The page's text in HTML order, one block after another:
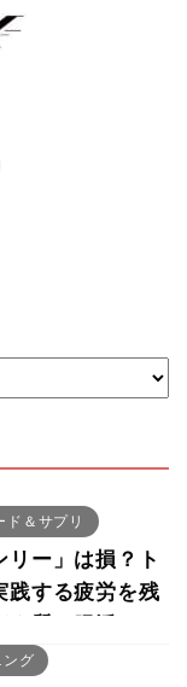
ド＆サプリ
リー」は損？ト
践する疲労を残
質＆腸活コン
ング